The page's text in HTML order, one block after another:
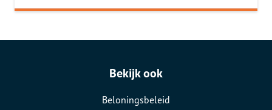
Bekijk ook
Beloningsbeleid